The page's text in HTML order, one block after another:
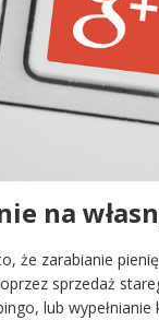
na
że zarabianie
sprzedaż
lub